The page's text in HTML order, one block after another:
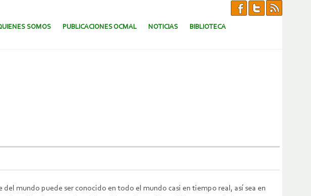
SOMOS PUBLICACIONES OCMAL NOTICIAS BIBLIOTECA
mundo puede ser conocido en todo el mundo casi en tiempo real, así sea en